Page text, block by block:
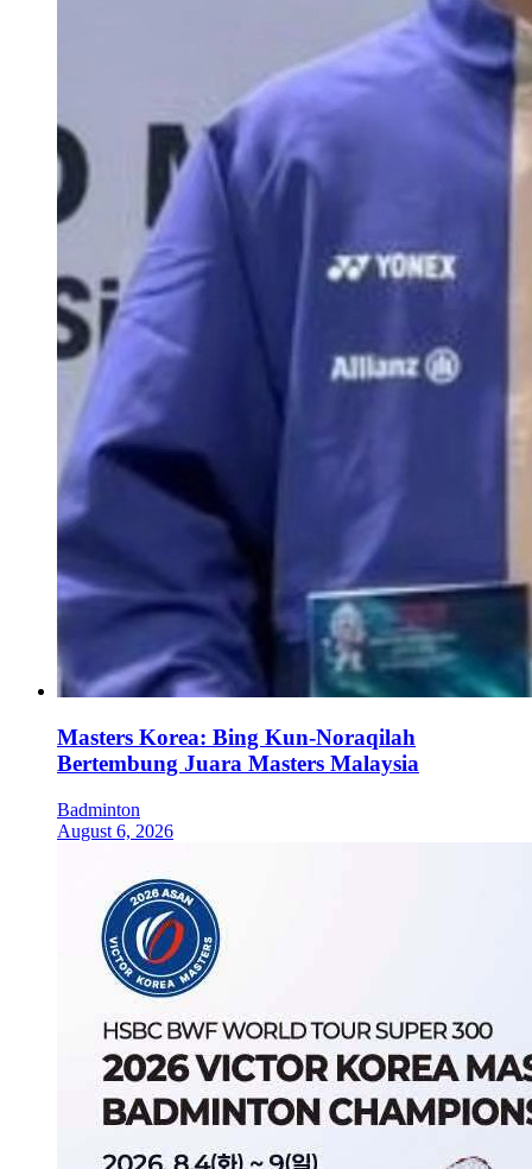
Masters Korea: Bing Kun-Noraqilah
Bertembung Juara Masters Malaysia
Badminton
August 6, 2026